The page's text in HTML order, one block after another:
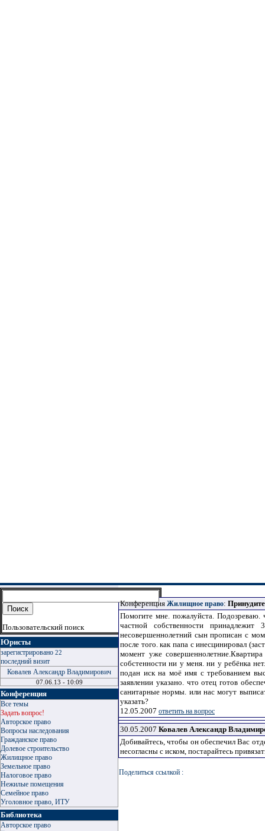
Пользовательский поиск
Юристы
зарегистрировано 22
последний визит
Ковалев Александр Владимирович
07.06.13 - 10:09
Конференция
Все темы
Задать вопрос!
Авторское право
Вопросы наследования
Гражданское право
Долевое строительство
Жилищное право
Земельное право
Налоговое право
Нежилые помещения
Семейное право
Уголовное право, ИТУ
Библиотека
Авторское право
Конференция Жилищное право:
Помогите мне. пожалуйста. Подозреваю.
частной собственности
несовершеннолетний сын прописан с
после того. как папа с инесцинировал
момент уже
собстенности ни у меня. ни у ребёнка
подан иск на моё имя с требованием
заявлении указано. что отец готов
санитарные нормы. или нас могут
указать?
12.05.2007 ответить на вопрос
30.05.2007 Ковалев Александр
Добивайтесь, чтобы он обеспечил Вас
несогласны с иском, постарайтесь
Поделиться ссылкой :